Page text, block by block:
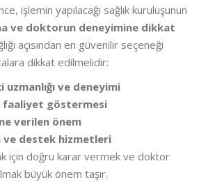
işlemin yapılacağı sağlık kuruluşunun
ve doktorun deneyimine dikkat
açısından en güvenilir seçeneği
dikkat edilmelidir:
ve deneyimi
faaliyet göstermesi
verilen önem
ve destek hizmetleri
için doğru karar vermek ve doktor
büyük önem taşır.